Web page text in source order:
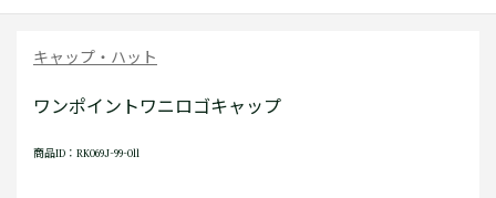
キャップ・ハット
ワンポイントワニロゴキャップ
商品ID：RK069J-99-011